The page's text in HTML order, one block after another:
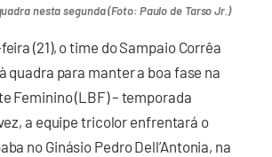
nesta segunda (Foto: Paulo de Tarso Jr.)
(21), o time do Sampaio Corrêa
quadra para manter a boa fase na
Feminino (LBF) – temporada
a equipe tricolor enfrentará o
no Ginásio Pedro Dell’Antonia, na